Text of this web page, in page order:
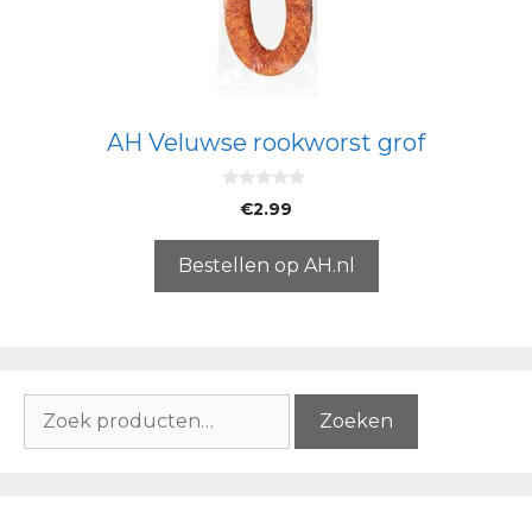
AH Veluwse rookworst grof
5
€2.99
Bestellen op AH.nl
naar:
Zoeken